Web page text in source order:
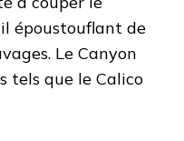
époustouflant de
Le Canyon
tels que le Calico